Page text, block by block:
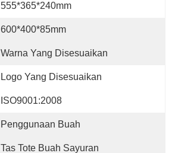
555*365*240mm
600*400*85mm
Warna Yang Disesuaikan
Logo Yang Disesuaikan
ISO9001:2008
Penggunaan Buah
Tas Tote Buah Sayuran